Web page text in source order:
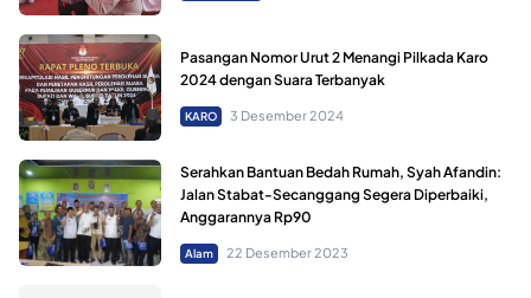
Pasangan Nomor Urut 2 Menangi Pilkada Karo
2024 dengan Suara Terbanyak
KARO 3 Desember 2024
Serahkan Bantuan Bedah Rumah, Syah Afandin:
Jalan Stabat-Secanggang Segera Diperbaiki,
Anggarannya Rp90
Alam 22 Desember 2023